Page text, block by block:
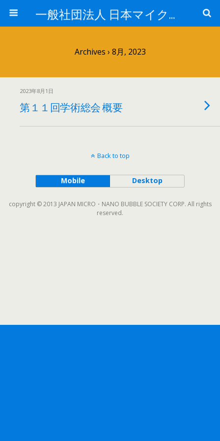
一般社団法人 日本マイクロ・ナノバブル学会
Archives › 8月, 2023
2023年8月1日
第１１回学術総会 概要
Back to top
Mobile Desktop
copyright © 2013 JAPAN MICRO・NANO BUBBLE SOCIETY CORP. All rights
reserved.